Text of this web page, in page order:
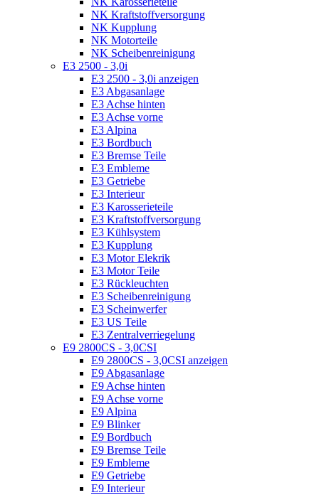
NK Kraftstoffversorgung
NK Kupplung
NK Motorteile
NK Scheibenreinigung
E3 2500 - 3,0i
E3 2500 - 3,0i anzeigen
E3 Abgasanlage
E3 Achse hinten
E3 Achse vorne
E3 Alpina
E3 Bordbuch
E3 Bremse Teile
E3 Embleme
E3 Getriebe
E3 Interieur
E3 Karosserieteile
E3 Kraftstoffversorgung
E3 Kühlsystem
E3 Kupplung
E3 Motor Elekrik
E3 Motor Teile
E3 Rückleuchten
E3 Scheibenreinigung
E3 Scheinwerfer
E3 US Teile
E3 Zentralverriegelung
E9 2800CS - 3,0CSI
E9 2800CS - 3,0CSI anzeigen
E9 Abgasanlage
E9 Achse hinten
E9 Achse vorne
E9 Alpina
E9 Blinker
E9 Bordbuch
E9 Bremse Teile
E9 Embleme
E9 Getriebe
E9 Interieur